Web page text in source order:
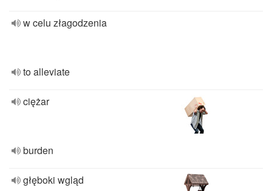
w celu złagodzenia
to alleviate
ciężar
burden
głęboki wgląd